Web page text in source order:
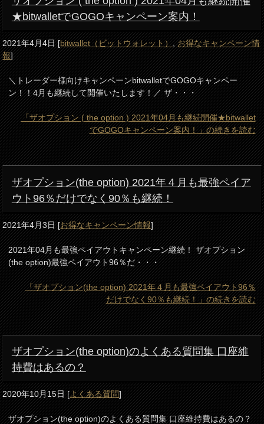
★bitwalletでGOGOキャンペーン案内！
2021年4月4日[bitwallet（ビットウォレット）,お得なキャンペーン情
報]
＼トレーダー様向けキャンペーンbitwalletでGOGOキャンペー
ン！！4月も継続して開催いたします！／ ザ・・・
「ザオプション ( the option ) 2021年04月も継続開催★bitwallet
でGOGOキャンペーン案内！」の続きを読む
ザオプション(the option) 2021年４月も最強ペイア
ウト96％だけでなく90％も継続！
2021年4月3日[お得なキャンペーン情報]
2021年04月も最強ペイアウトキャンペーン継続！ ザオプション
(the option)最強ペイアウト96％だ・・・
「ザオプション(the option) 2021年４月も最強ペイアウト96％
だけでなく90％も継続！」の続きを読む
ザオプション(the option)のよくある質問集 口座維
持費はあるの？
2020年10月15日[よくある質問]
ザオプション(the option)のよくある質問集 口座維持費はあるの？